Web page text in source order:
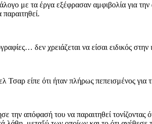
με τα έργα εξέφρασαν αμφιβολία για
παραιτηθεί.
δεν χρειάζεται να είσαι ειδικός
είπε ότι ήταν πλήρως πεπεισμένος για
την απόφασή του να παραιτηθεί